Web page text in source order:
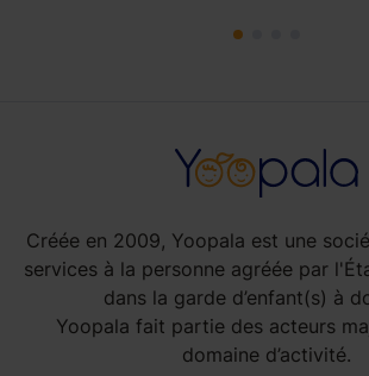
Créée en 2009, Yoopala est une
services à la personne agréée par
dans la garde d’enfant(s) à
Yoopala fait partie des acteurs
domaine d’activité.